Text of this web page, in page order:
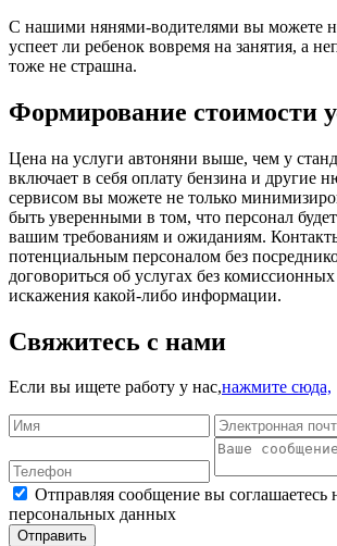
С нашими нянями-водителями вы можете
успеет ли ребенок вовремя на занятия, а
тоже не страшна.
Формирование стоимости
Цена на услуги автоняни выше, чем у
включает в себя оплату бензина и другие
сервисом вы можете не только
быть уверенными в том, что персонал будет
вашим требованиям и ожиданиям.
потенциальным персоналом без
договориться об услугах без комиссионных
искажения какой-либо информации.
Свяжитесь с нами
Если вы ищете работу у нас,нажмите сюда,
Отправляя сообщение вы соглашаетесь
персональных данных
Отправить